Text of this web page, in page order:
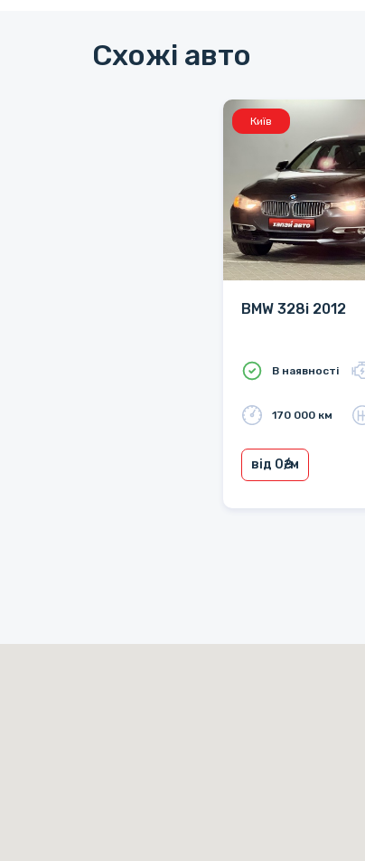
Схожі авто
Київ
BMW 328i 2012
В наявності
170 000 км
від 0₴/м